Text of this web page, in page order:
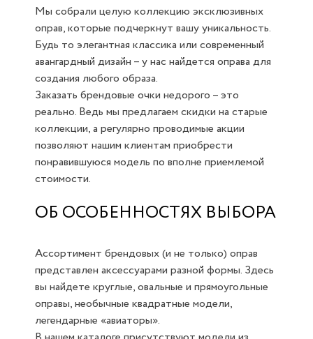
Мы собрали целую коллекцию эксклюзивных
оправ, которые подчеркнут вашу уникальность.
Будь то элегантная классика или современный
авангардный дизайн – у нас найдется оправа для
создания любого образа.
Заказать брендовые очки недорого – это
реально. Ведь мы предлагаем скидки на старые
коллекции, а регулярно проводимые акции
позволяют нашим клиентам приобрести
понравившуюся модель по вполне приемлемой
стоимости.
ОБ ОСОБЕННОСТЯХ ВЫБОРА
Ассортимент брендовых (и не только) оправ
представлен аксессуарами разной формы. Здесь
вы найдете круглые, овальные и прямоугольные
оправы, необычные квадратные модели,
легендарные «авиаторы».